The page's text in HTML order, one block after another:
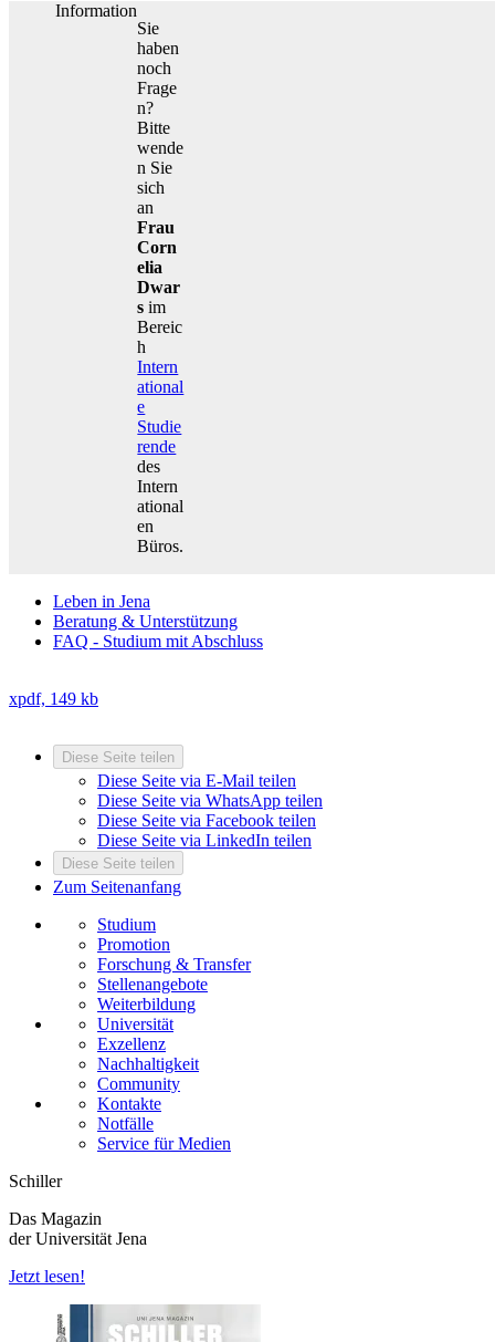
Information
Sie
haben
noch
Frage
n?
Bitte
wende
n Sie
sich
an
Frau
Corn
elia
Dwar
s im
Bereic
h
Intern
ational
e
Studie
rende
des
Intern
ational
en
Büros.
Leben in Jena
Beratung & Unterstützung
FAQ - Studium mit Abschluss
xpdf, 149 kb
Diese Seite teilen
Diese Seite via E-Mail teilen
Diese Seite via WhatsApp teilen
Diese Seite via Facebook teilen
Diese Seite via LinkedIn teilen
Diese Seite teilen
Zum Seitenanfang
Studium
Promotion
Forschung & Transfer
Stellenangebote
Weiterbildung
Universität
Exzellenz
Nachhaltigkeit
Community
Kontakte
Notfälle
Service für Medien
Schiller
Das Magazin
der Universität Jena
Jetzt lesen!